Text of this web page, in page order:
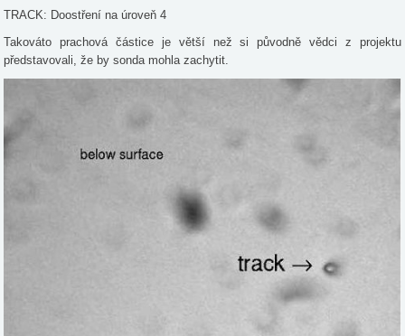
TRACK: Doostření na úroveň 4
Takováto prachová částice je větší než si původně vědci z projektu
představovali, že by sonda mohla zachytit.